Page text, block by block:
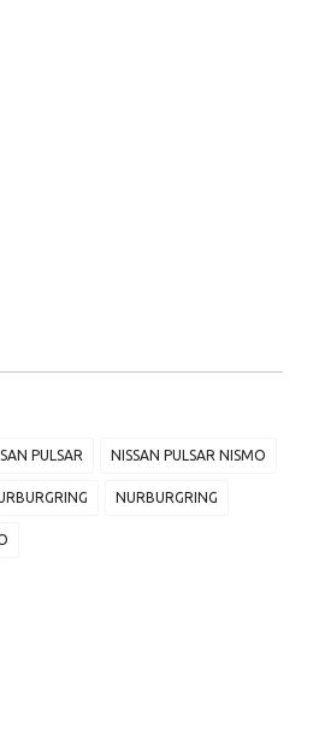
PULSAR NISSAN PULSAR NISMO
NURBURGRING